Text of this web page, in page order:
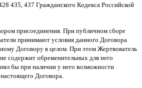
435, 437 Гражданского Кодекса Российской
присоединения При публичном сборе
принимают условия данного Договора
Договору в целом При этом Жертвователь
содержит обременительных для него
бы при наличии у него возможности
Договора